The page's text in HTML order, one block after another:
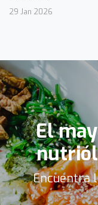
29 Jan 2026
El
Encuentra